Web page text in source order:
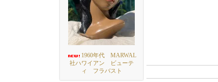
1960年代 MARWAL
社ハワイアン ビューテ
ィ フラバスト